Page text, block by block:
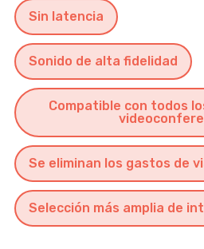
Sin latencia
Sonido de alta fidelidad
Compatible con todos
Se eliminan los gastos de
Selección más amplia de